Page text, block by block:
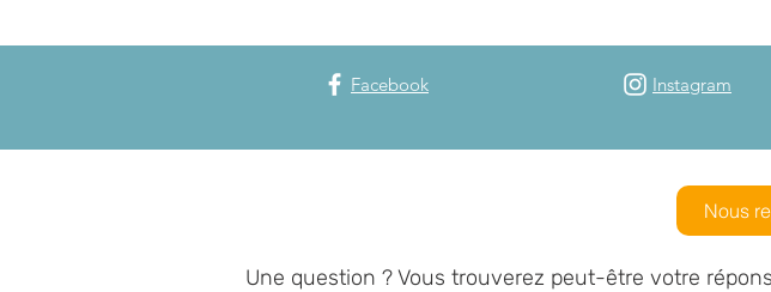
Facebook Instagram
Nous
Une question ? Vous trouverez peut-être votre